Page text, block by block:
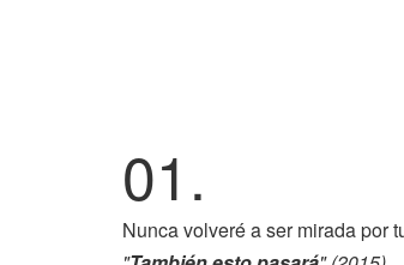
01.
Nunca volveré a ser mirada por